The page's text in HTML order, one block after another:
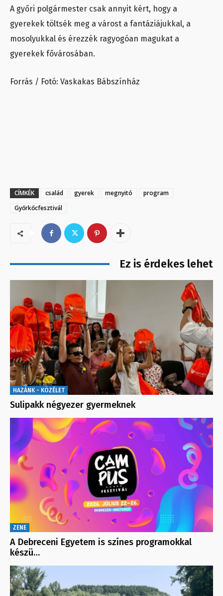
A győri polgármester csak annyit kért, hogy a
gyerekek töltsék meg a várost a fantáziájukkal, a
mosolyukkal és érezzék ragyogóan magukat a
gyerekek fővárosában.
Forrás / Fotó: Vaskakas Bábszínház
CÍMKÉK család gyerek megnyitó
program
Győrkőcfesztivál
Ez is érdekes lehet
HAZÁNK - KÖZÉLET
Sulipakk négyezer gyermeknek
ZENE
A Debreceni Egyetem is színes programokkal
készü…